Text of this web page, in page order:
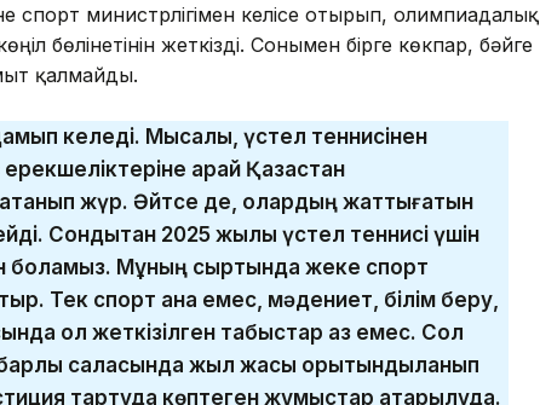
министрлігімен келісе отырып, олимпиадалық
бөлінетінін жеткізді. Сонымен бірге көкпар, бәйге
қалмайды.
келеді. Мысалы, үстел теннисінен
қарай Қазақстан
жүр. Әйтсе де, олардың жаттығатын
Сондықтан 2025 жылы үстел теннисі үшін
боламыз. Мұның сыртында жеке спорт
Тек спорт қана емес, мәдениет, білім беру,
қол жеткізілген табыстар аз емес. Сол
саласында жыл жақсы қорытындыланып
тартуда көптеген жұмыстар атқарылуда.